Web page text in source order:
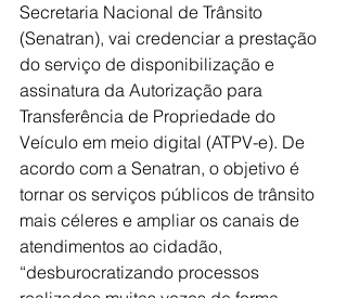
Secretaria Nacional de Trânsito
(Senatran), vai credenciar a prestação
do serviço de disponibilização e
assinatura da Autorização para
Transferência de Propriedade do
Veículo em meio digital (ATPV-e). De
acordo com a Senatran, o objetivo é
tornar os serviços públicos de trânsito
mais céleres e ampliar os canais de
atendimentos ao cidadão,
“desburocratizando processos